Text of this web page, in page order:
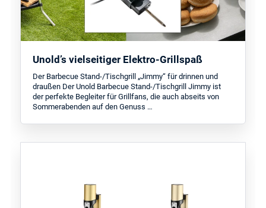
Unold’s vielseitiger Elektro-Grillspaß
Der Barbecue Stand-/Tischgrill „Jimmy“ für drinnen und
draußen Der Unold Barbecue Stand-/Tischgrill Jimmy ist
der perfekte Begleiter für Grillfans, die auch abseits von
Sommerabenden auf den Genuss …